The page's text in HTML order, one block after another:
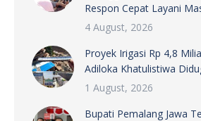
Respon Cepat Layani
4 August, 2026
Proyek Irigasi Rp 4,8
Adiloka Khatulistiwa
1 August, 2026
Bupati Pemalang Jawa